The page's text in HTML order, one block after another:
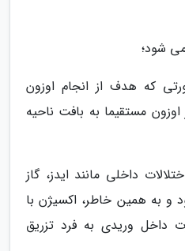
شود؛
که هدف از انجام اوزون
مستقیما به بافت ناحیه
داخلی مانند ایدز، گاز
به همین خاطر، اکسیژن با
داخل وریدی به فرد تزریق